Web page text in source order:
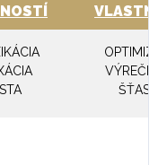
ŠŤASTIE